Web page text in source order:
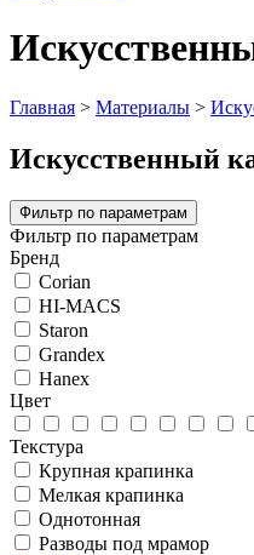
Главная > Материалы >
Искусственный
Фильтр по параметрам
Фильтр по параметрам
Бренд
Corian
HI-MACS
Staron
Grandex
Hanex
Цвет
Текстура
Крупная крапинка
Мелкая крапинка
Однотонная
Разводы под мрамор